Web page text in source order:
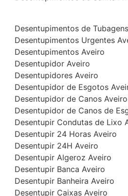
Desentupimentos de
Desentupimentos Urgentes
Desentupimentos Aveiro
Desentupidor Aveiro
Desentupidores Aveiro
Desentupidor de Esgotos
Desentupidor de Canos Aveiro
Desentupidor de Canos de
Desentupir Condutas de Lixo
Desentupir 24 Horas Aveiro
Desentupir 24H Aveiro
Desentupir Algeroz Aveiro
Desentupir Banca Aveiro
Desentupir Banheira Aveiro
Desentupir Caixas Aveiro